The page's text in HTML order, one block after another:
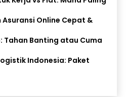
Asuransi Online Cepat &
Tahan Banting atau Cuma
Indonesia: Paket